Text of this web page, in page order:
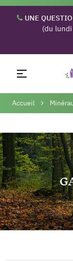
UNE
(du
Basculer
navigation
☰
Accueil